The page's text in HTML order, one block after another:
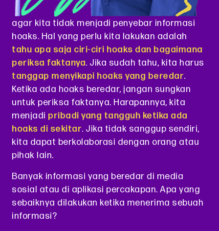
agar kita tidak menjadi penyebar informasi
hoaks. Hal yang perlu kita lakukan adalah
tahu apa saja ciri-ciri hoaks dan bagaimana
periksa faktanya. Jika sudah tahu, kita harus
tanggap menyikapi hoaks yang beredar.
Ketika ada hoaks beredar, jangan sungkan
untuk periksa faktanya. Harapannya, kita
menjadi pribadi yang tangguh ketika ada
hoaks di sekitar. Jika tidak sanggup sendiri,
kita dapat berkolaborasi dengan orang atau
pihak lain.
Banyak informasi yang beredar di media
sosial atau di aplikasi percakapan. Apa yang
sebaiknya dilakukan ketika menerima sebuah
informasi?